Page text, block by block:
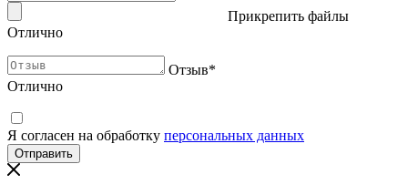
Прикрепить файлы
Отлично
Отзыв*
Отлично
Я согласен на обработку персональных данных